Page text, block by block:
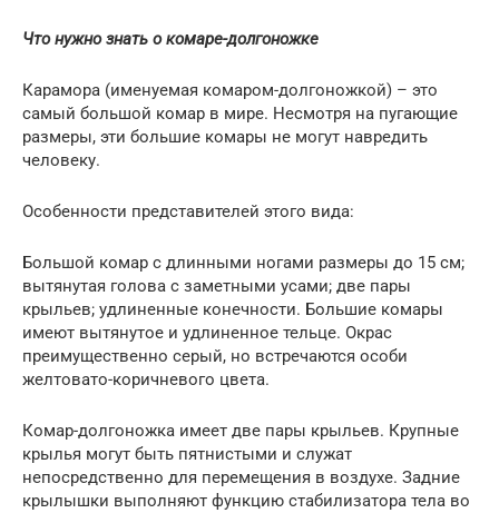
Что нужно знать о комаре-долгоножке
Карамора (именуемая комаром-долгоножкой) – это
самый большой комар в мире. Несмотря на пугающие
размеры, эти большие комары не могут навредить
человеку.
Особенности представителей этого вида:
Большой комар с длинными ногами размеры до 15 см;
вытянутая голова с заметными усами; две пары
крыльев; удлиненные конечности. Большие комары
имеют вытянутое и удлиненное тельце. Окрас
преимущественно серый, но встречаются особи
желтовато-коричневого цвета.
Комар-долгоножка имеет две пары крыльев. Крупные
крылья могут быть пятнистыми и служат
непосредственно для перемещения в воздухе. Задние
крылышки выполняют функцию стабилизатора тела во